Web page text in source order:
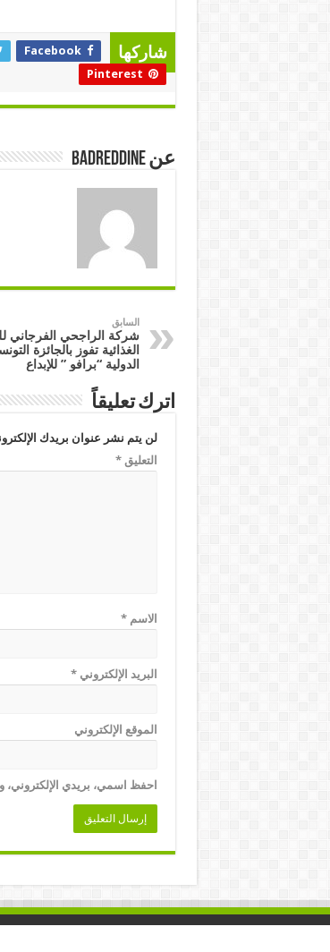
شاركها Facebook
Pinterest
عن badreddine
السابق
شركة الراجحي الفرجاني
الغذائية تفوز بالجائزة
الدولية “برافو ” للإبداع
اترك تعليقاً
لن يتم نشر عنوان بريدك
التعليق*
الاسم*
البريد الإلكتروني*
الموقع الإلكتروني
احفظ اسمي، بريدي الإلكتروني،